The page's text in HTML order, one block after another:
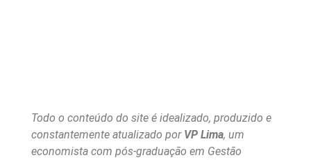
Todo o conteúdo do site é idealizado, produzido e
constantemente atualizado por VP Lima, um
economista com pós-graduação em Gestão